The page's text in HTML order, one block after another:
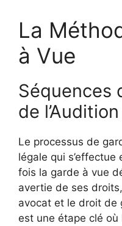
La
à Vue
Séquences
de l’Audition
Le processus de
légale qui s’effectue
fois la garde à vue
avertie de ses
avocat et le droit de
est une étape clé